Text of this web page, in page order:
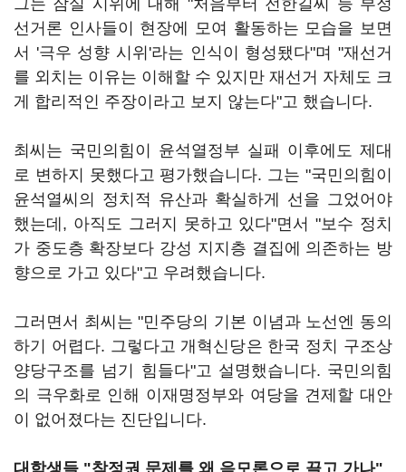
그는 잠실 시위에 대해 "처음부터 전한길씨 등 부정
선거론 인사들이 현장에 모여 활동하는 모습을 보면
서 '극우 성향 시위'라는 인식이 형성됐다"며 "재선거
를 외치는 이유는 이해할 수 있지만 재선거 자체도 크
게 합리적인 주장이라고 보지 않는다"고 했습니다.
최씨는 국민의힘이 윤석열정부 실패 이후에도 제대
로 변하지 못했다고 평가했습니다. 그는 "국민의힘이
윤석열씨의 정치적 유산과 확실하게 선을 그었어야
했는데, 아직도 그러지 못하고 있다"면서 "보수 정치
가 중도층 확장보다 강성 지지층 결집에 의존하는 방
향으로 가고 있다"고 우려했습니다.
그러면서 최씨는 "민주당의 기본 이념과 노선엔 동의
하기 어렵다. 그렇다고 개혁신당은 한국 정치 구조상
양당구조를 넘기 힘들다"고 설명했습니다. 국민의힘
의 극우화로 인해 이재명정부와 여당을 견제할 대안
이 없어졌다는 진단입니다.
대학생들 "참정권 문제를 왜 음모론으로 끌고 가나"